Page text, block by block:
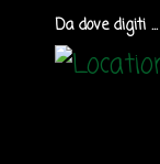
Da dove digiti ...